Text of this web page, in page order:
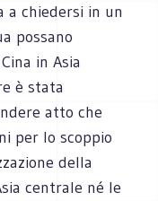
a chiedersi in un
possano
in Asia
è stata
atto che
per lo scoppio
della
centrale né le